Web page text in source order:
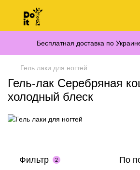
Бесплатная доставка по
Гель лаки для ногтей
Гель-лак Серебряная
холодный блеск
Фильтр 2 По